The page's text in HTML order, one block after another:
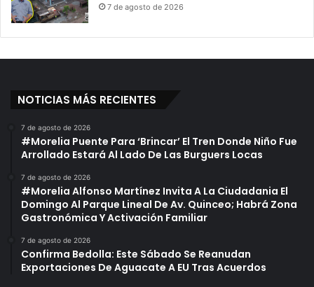
7 de agosto de 2026
NOTICIAS MÁS RECIENTES
7 de agosto de 2026
#Morelia Puente Para ‘Brincar’ El Tren Donde Niño Fue
Arrollado Estará Al Lado De Las Burguers Locas
7 de agosto de 2026
#Morelia Alfonso Martínez Invita A La Ciudadania El
Domingo Al Parque Lineal De Av. Quinceo; Habrá Zona
Gastronómica Y Activación Familiar
7 de agosto de 2026
Confirma Bedolla: Este Sábado Se Reanudan
Exportaciones De Aguacate A EU Tras Acuerdos